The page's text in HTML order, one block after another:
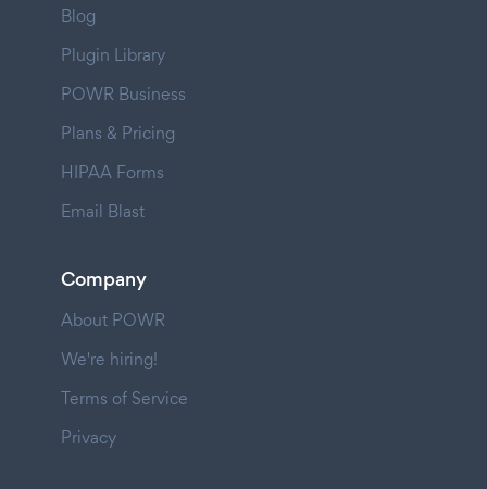
Blog
Plugin Library
POWR Business
Plans & Pricing
HIPAA Forms
Email Blast
Company
About POWR
We're hiring!
Terms of Service
Privacy